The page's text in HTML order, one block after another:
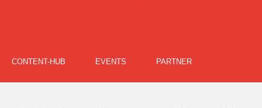
CONTENT-HUB EVENTS PARTNER